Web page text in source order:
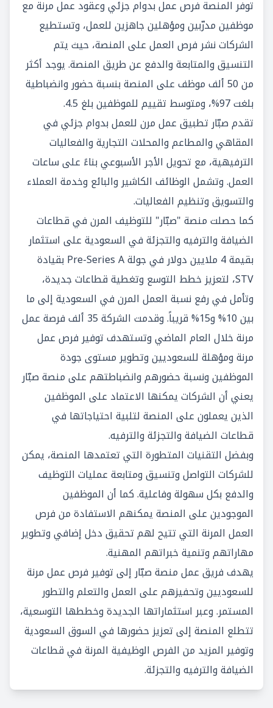
توفر المنصة فرص عمل بدوام جزئي وعقود عمل مرنة مع
موظفين مدرّبين ومؤهلين جاهزين للعمل، وتستطيع
الشركات نشر فرص العمل على المنصة، حيث يتم
التنسيق والمتابعة والدفع عن طريق المنصة. يوجد أكثر
من 50 ألف موظف على المنصة بنسبة حضور وانضباطية
بلغت 97%، ومتوسط تقييم للموظفين بلغ 4.5.
تقدم صبّار تطبيق عمل مرن للعمل بدوام جزئي في
المقاهي والمطاعم والمحلات التجارية والفعاليات
الترفيهية، مع تحويل الأجر الأسبوعي بناءً على ساعات
العمل. وتشمل الوظائف الكاشير والبائع وخدمة العملاء
والتسويق وتنظيم الفعاليات.
كما حصلت منصة "صبّار" للتوظيف المرن في قطاعات
الضيافة والترفيه والتجزئة في السعودية على استثمار
بقيمة 4 ملايين دولار في جولة Pre-Series A بقيادة
STV، لتعزيز خطط التوسع وتغطية قطاعات جديدة،
وتأمل في رفع نسبة العمل المرن في السعودية إلى ما
بين 10% و15% قريباً. وقدمت الشركة 35 ألف فرصة عمل
مرنة خلال العام الماضي وتستهدف توفير فرص عمل
مرنة ومؤهلة للسعوديين وتطوير مستوى جودة
الموظفين ونسبة حضورهم وانضباطتهم على منصة صبّار
يعني أن الشركات يمكنها الاعتماد على الموظفين
الذين يعملون على المنصة لتلبية احتياجاتها في
قطاعات الضيافة والتجزئة والترفيه.
وبفضل التقنيات المتطورة التي تعتمدها المنصة، يمكن
للشركات التواصل وتنسيق ومتابعة عمليات التوظيف
والدفع بكل سهولة وفاعلية. كما أن الموظفين
الموجودين على المنصة يمكنهم الاستفادة من فرص
العمل المرنة التي تتيح لهم تحقيق دخل إضافي وتطوير
مهاراتهم وتنمية خبراتهم المهنية.
يهدف فريق عمل منصة صبّار إلى توفير فرص عمل مرنة
للسعوديين وتحفيزهم على العمل والتعلم والتطور
المستمر. وعبر استثماراتها الجديدة وخططها التوسعية،
تتطلع المنصة إلى تعزيز حضورها في السوق السعودية
وتوفير المزيد من الفرص الوظيفية المرنة في قطاعات
الضيافة والترفيه والتجزئة.